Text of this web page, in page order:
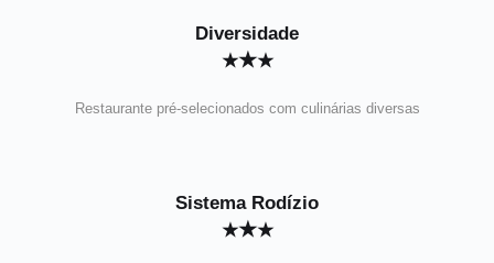
Diversidade
★★★
Restaurante pré-selecionados com culinárias diversas
Sistema Rodízio
★★★